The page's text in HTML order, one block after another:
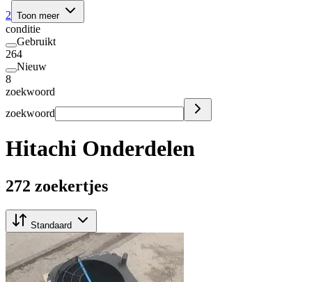
2 Toon meer
conditie
Gebruikt
264
Nieuw
8
zoekwoord
zoekwoord
Hitachi Onderdelen
272 zoekertjes
Standaard